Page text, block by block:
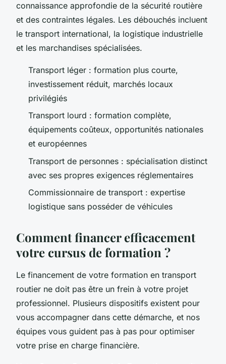
connaissance approfondie de la sécurité routière
et des contraintes légales. Les débouchés incluent
le transport international, la logistique industrielle
et les marchandises spécialisées.
Transport léger : formation plus courte,
investissement réduit, marchés locaux
privilégiés
Transport lourd : formation complète,
équipements coûteux, opportunités nationales
et européennes
Transport de personnes : spécialisation distinct
avec ses propres exigences réglementaires
Commissionnaire de transport : expertise
logistique sans posséder de véhicules
Comment financer efficacement
votre cursus de formation ?
Le financement de votre formation en transport
routier ne doit pas être un frein à votre projet
professionnel. Plusieurs dispositifs existent pour
vous accompagner dans cette démarche, et nos
équipes vous guident pas à pas pour optimiser
votre prise en charge financière.